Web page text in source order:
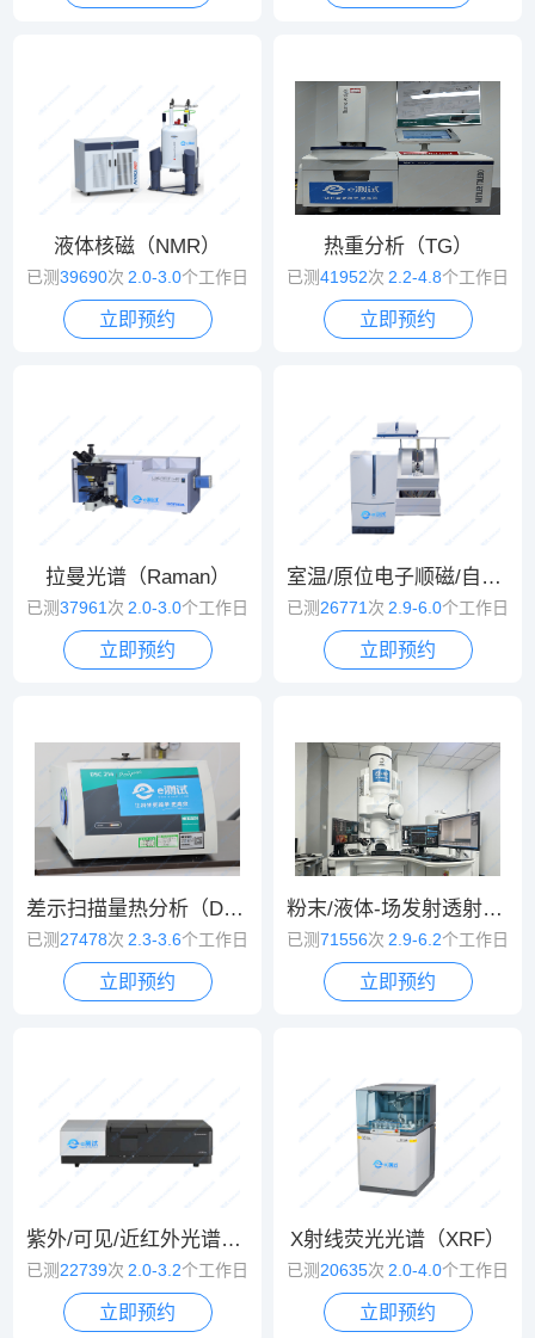
液体核磁（NMR）
已测39690次 2.0-3.0个工作日
立即预约
热重分析（TG）
已测41952次 2.2-4.8个工作日
立即预约
拉曼光谱（Raman）
已测37961次 2.0-3.0个工作日
立即预约
室温/原位电子顺磁/自旋共振波谱（EPR/ESR）
已测26771次 2.9-6.0个工作日
立即预约
差示扫描量热分析（DSC）
已测27478次 2.3-3.6个工作日
立即预约
粉末/液体-场发射透射电镜（TEM）
已测71556次 2.9-6.2个工作日
立即预约
紫外/可见/近红外光谱（UV/VIS/NIR）
已测 22739次 2.0-3.2个工作日
立即预约
X射线荧光光谱（XRF）
已测 20635次 2.0-4.0个工作日
立即预约